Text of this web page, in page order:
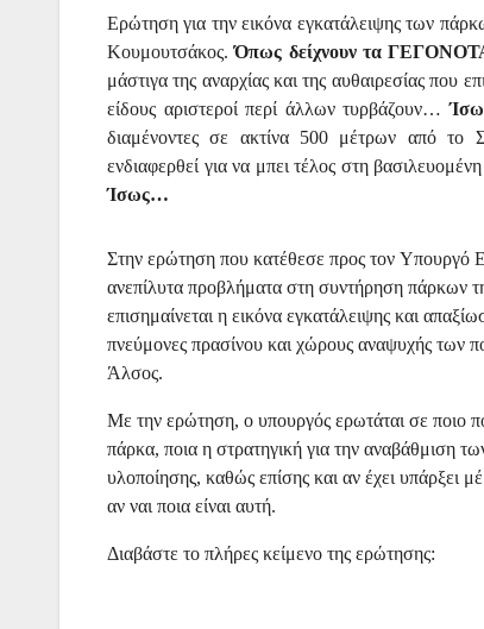
Ερώτηση για την εικόνα εγκατάλειψης των
Κουμουτσάκος.Όπως δείχνουν τα
μάστιγα της αναρχίας και της αυθαιρεσίας που
είδους αριστεροί περί άλλων τυρβάζουν…
διαμένοντες σε ακτίνα 500 μέτρων από το
ενδιαφερθεί για να μπει τέλος στη
Ίσως…
Στην ερώτηση που κατέθεσε προς τον Υπουργό
ανεπίλυτα προβλήματα στη συντήρηση πάρκων
επισημαίνεται η εικόνα εγκατάλειψης και
πνεύμονες πρασίνου και χώρους αναψυχής των
Άλσος.
Με την ερώτηση, ο υπουργός ερωτάται σε ποιο
πάρκα, ποια η στρατηγική για την αναβάθμιση
υλοποίησης, καθώς επίσης και αν έχει υπάρξει
αν ναι ποια είναι αυτή.
Διαβάστε το πλήρες κείμενο της ερώτησης: